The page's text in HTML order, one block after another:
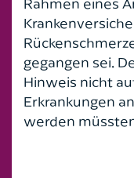
gegangen sei.
Hinweis nicht
Erkrankungen
werden